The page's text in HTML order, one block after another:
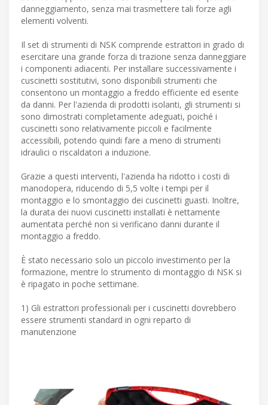
danneggiamento, senza mai trasmettere tali forze agli
elementi volventi.
Il set di strumenti di NSK comprende estrattori in grado di
esercitare una grande forza di trazione senza danneggiare
i componenti adiacenti. Per installare successivamente i
cuscinetti sostitutivi, sono disponibili strumenti che
consentono un montaggio a freddo efficiente ed esente
da danni. Per l'azienda di prodotti isolanti, gli strumenti si
sono dimostrati completamente adeguati, poiché i
cuscinetti sono relativamente piccoli e facilmente
accessibili, potendo quindi fare a meno di strumenti
idraulici o riscaldatori a induzione.
Grazie a questi interventi, l'azienda ha ridotto i costi di
manodopera, riducendo di 5,5 volte i tempi per il
montaggio e lo smontaggio dei cuscinetti guasti. Inoltre,
la durata dei nuovi cuscinetti installati è nettamente
aumentata perché non si verificano danni durante il
montaggio a freddo.
È stato necessario solo un piccolo investimento per la
formazione, mentre lo strumento di montaggio di NSK si
è ripagato in poche settimane.
1) Gli estrattori professionali per i cuscinetti dovrebbero
essere strumenti standard in ogni reparto di
manutenzione